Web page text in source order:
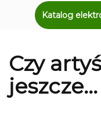
Katalog
Czy